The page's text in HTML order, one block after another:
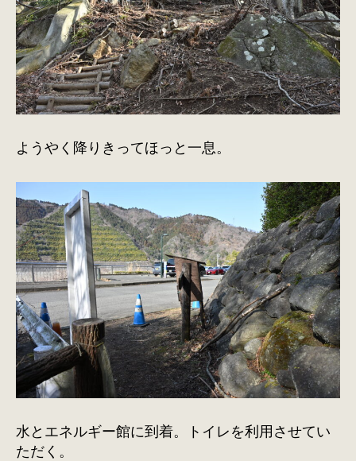
ようやく降りきってほっと一息。
水とエネルギー館に到着。トイレを利用させてい
ただく。